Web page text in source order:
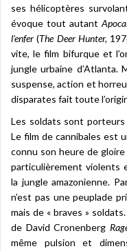
ses hélicoptères
évoque tout autant
l’enfer (The Deer Hunter,
vite, le film bifurque et
jungle urbaine d’Atlanta.
suspense, action et
disparates fait toute
Les soldats sont porteurs
Le film de cannibales est
connu son heure de
particulièrement violents
la jungle amazonienne.
n’est pas une peuplade
mais de « braves »
de David Cronenberg
même pulsion et